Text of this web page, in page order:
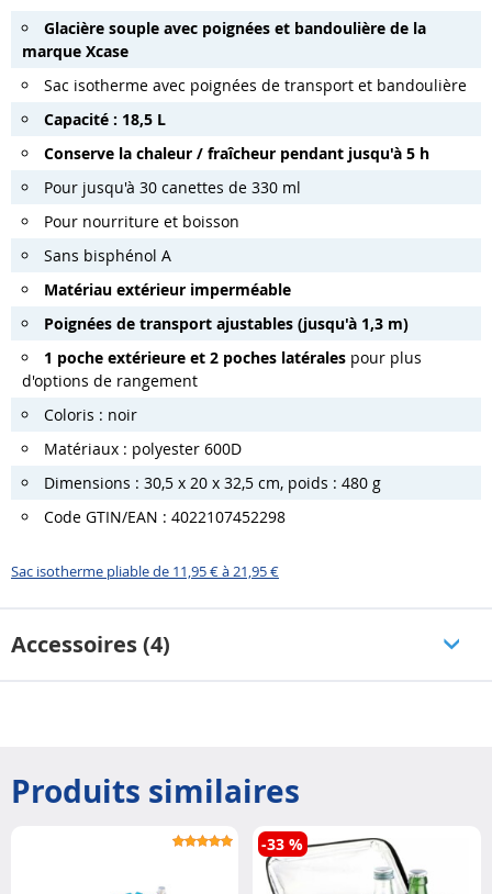
Glacière souple avec poignées et bandoulière de la
marque Xcase
Sac isotherme avec poignées de transport et bandoulière
Capacité : 18,5 L
Conserve la chaleur / fraîcheur pendant jusqu'à 5 h
Pour jusqu'à 30 canettes de 330 ml
Pour nourriture et boisson
Sans bisphénol A
Matériau extérieur imperméable
Poignées de transport ajustables (jusqu'à 1,3 m)
1 poche extérieure et 2 poches latérales pour plus
d'options de rangement
Coloris : noir
Matériaux : polyester 600D
Dimensions : 30,5 x 20 x 32,5 cm, poids : 480 g
Code GTIN/EAN : 4022107452298
Sac isotherme pliable de 11,95 € à 21,95 €
Accessoires (4)
Produits similaires
-33 %